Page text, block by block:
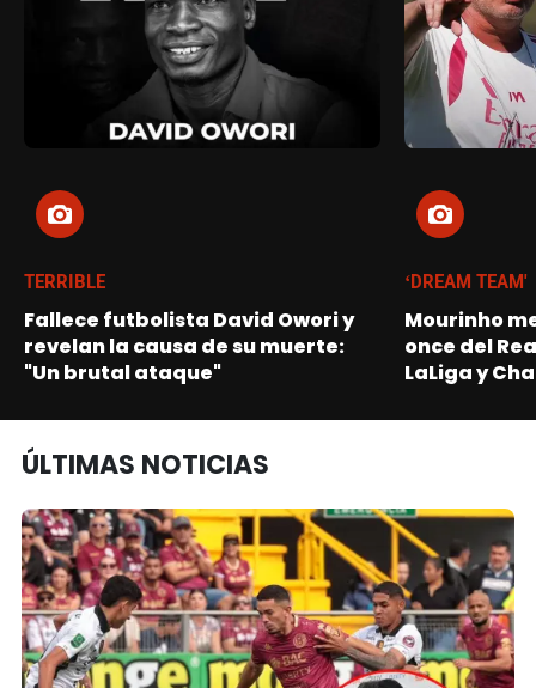
TERRIBLE
Fallece futbolista David Owori y
revelan la causa de su muerte:
"Un brutal ataque"
‘DREAM TEAM'
Mourinho
once del
LaLiga y
ÚLTIMAS NOTICIAS